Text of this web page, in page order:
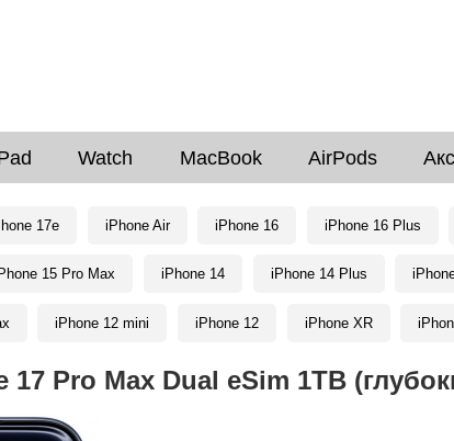
Watch MacBook AirPods
17e iPhone Air iPhone 16 iPhone 16 Plus
15 Pro Max iPhone 14 iPhone 14 Plus
iPhone 12 mini iPhone 12 iPhone XR
17 Pro Max Dual eSim 1TB